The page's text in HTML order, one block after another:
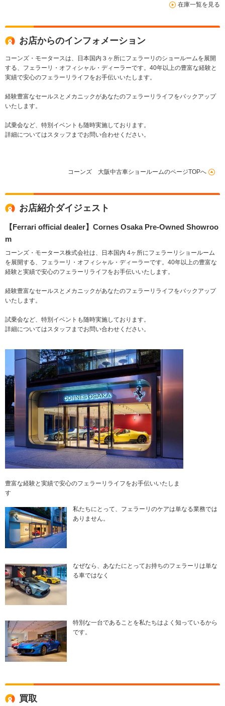
ボンファイバ
ソール
在庫一覧を見る
お店からのインフォメーション
コーンズ・モータースは、日本国内３ヶ所にフェラーリのショールームを展開
する、フェラーリ・オフィシャル・ディーラーです。40年以上の豊富な経験と
実績で安心のフェラーリライフをお手伝いいたします。
経験豊富なセールスとメカニックがあなたのフェラーリライフをバックアップ
いたします。
試乗会など、特別イベントも随時実施しております。
詳細についてはスタッフまでお問い合わせください。
コーンズ 大阪中古車ショールームのページTOPへ
お店紹介ダイジェスト
【Ferrari official dealer】Cornes Osaka Pre-Owned Showroo
m
コーンズ・モータース株式会社は、日本国内 4ヶ所にフェラーリショールーム
を展開する、フェラーリ・オフィシャル・ディーラーです。40年以上の豊富な
経験と実績で安心のフェラーリライフをお手伝いいたします。
経験豊富なセールスとメカニックがあなたのフェラーリライフをバックアップ
いたします。
試乗会など、特別イベントも随時実施しております。
詳細についてはスタッフまでお問い合わせください。
豊富な経験と実績で安心のフェラーリライフをお手伝いいたしま
す
私たちにとって、フェラーリのケアは単なる業務では
ありません。
なぜなら、あなたにとってお持ちのフェラーリは単な
る車ではなく
特別な一台であることを私たちはよく知っているから
です。
買取